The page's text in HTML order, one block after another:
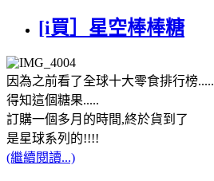
[i買］星空棒棒糖
因為之前看了全球十大零食排行榜.....
得知這個糖果.....
訂購一個多月的時間,終於貨到了
是星球系列的!!!!
(繼續閱讀...)